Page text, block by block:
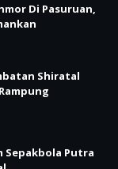
Di Pasuruan,
Shiratal
Sepakbola Putra